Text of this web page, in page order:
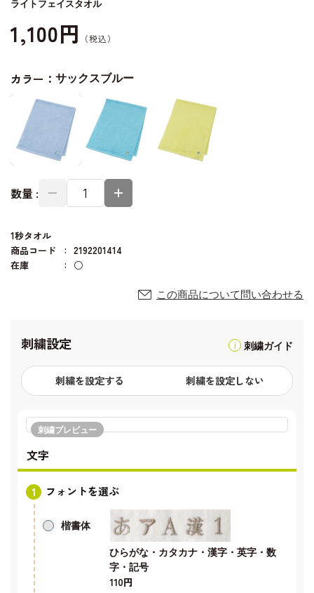
ライトフェイスタオル
1,100円
カラー： サックスブルー
数量 :
1秒タオル
商品コード
2192201414
在庫
○
この商品について問い合わせる
刺繍設定 刺繍ガイド
刺繍を設定する 刺繍を設定しない
刺繍プレビュー
文字
フォントを選ぶ
楷書体
ひらがな・カタカナ・漢字・英字・数
字・記号
110円